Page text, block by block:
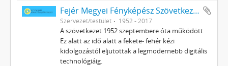
Fejér Megyei Fényképész Szövetkezet
Szervezet/testület 1952 - 2017
A szövetkezet 1952 szeptembere óta működött.
Ez alatt az idő alatt a fekete- fehér kézi
kidolgozástól eljutottak a legmodernebb digitális
technológiáig.